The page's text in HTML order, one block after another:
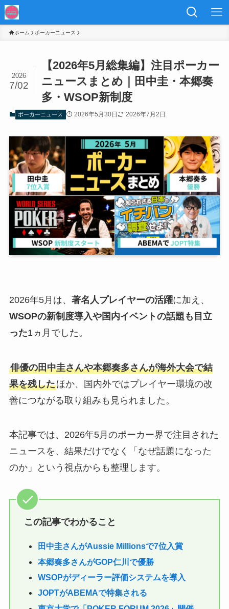
ホーム ポーカーニュース
【2026年5月総集編】注目ポーカー
ニュースまとめ｜田中圭・本郷奏
多・WSOP新制度
2026
7/02
ポーカーニュース 2026年5月30日 2026年7月2日
2026年5月は、 著名人プレイヤーの活躍に加え、
WSOPの新制度導入や国内イベントの話題も目立
った1ヵ月でした。
俳優の田中圭さんや本郷奏多さんが海外大会で結
果を残したほか、
国内外ではプレイヤー環境の改
善につながる取り組みも見られました。
本記事では、2026年5月のポーカー界で注目された
ニュースを、結果だけでなく「なぜ話題になった
のか」という視点からも整理します。
この記事でわかること
田中圭さんがAussie Millionsで7位入賞
本郷奏多さんがGOP仁川で優勝
WSOPがディーラー評価システムを導入
JOPTがABEMAで特集される